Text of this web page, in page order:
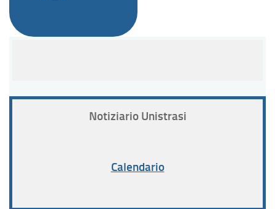
Notiziario Unistrasi
Calendario